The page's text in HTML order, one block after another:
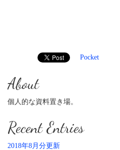
Pocket
About
個人的な資料置き場。
Recent Entries
2018年8月分更新